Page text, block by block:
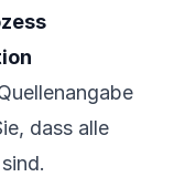
dass alle